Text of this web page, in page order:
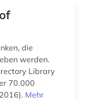
die
werden.
Library
70.000
Mehr